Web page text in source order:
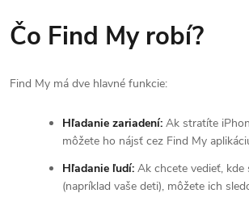
Čo Find My robí?
Find My má dve hlavné funkcie:
Hľadanie zariadení: Ak stratíte
môžete ho nájsť cez Find My
Hľadanie ľudí: Ak chcete vedieť, kde
(napríklad vaše deti), môžete ich